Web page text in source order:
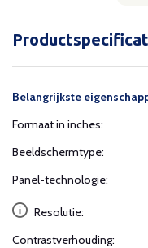
Belangrijkste
Formaat in inches:
Beeldschermtype:
Panel-technologie:
Resolutie:
Contrastverhouding: